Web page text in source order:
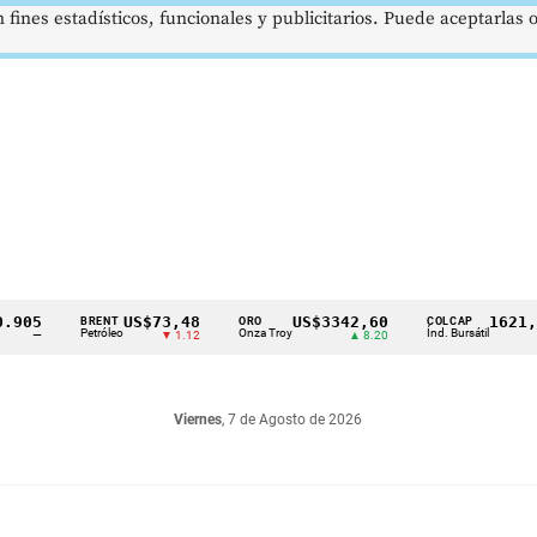
BRENT
Petróleo
US$73,48
▼ 1.12
ORO
Onza Troy
US$3342,60 COLCAP
Índ. Bursátil
1621,34
Viernes, 7 de Agosto de 2026
estadísticos, funcionales y publicitarios. Puede aceptarlas